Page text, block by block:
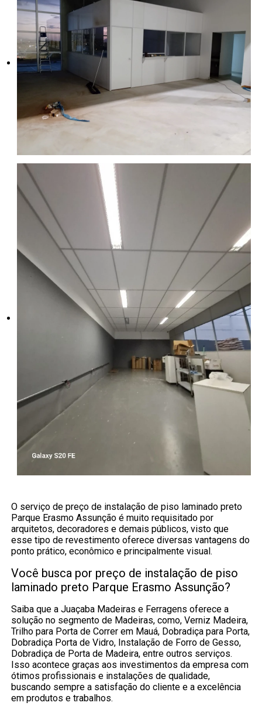
O serviço de preço de instalação de piso laminado preto
Parque Erasmo Assunção é muito requisitado por
arquitetos, decoradores e demais públicos, visto que
esse tipo de revestimento oferece diversas vantagens do
ponto prático, econômico e principalmente visual.
Você busca por preço de instalação de piso
laminado preto Parque Erasmo Assunção?
Saiba que a Juaçaba Madeiras e Ferragens oferece a
solução no segmento de Madeiras, como, Verniz Madeira,
Trilho para Porta de Correr em Mauá, Dobradiça para Porta,
Dobradiça Porta de Vidro, Instalação de Forro de Gesso,
Dobradiça de Porta de Madeira, entre outros serviços.
Isso acontece graças aos investimentos da empresa com
ótimos profissionais e instalações de qualidade,
buscando sempre a satisfação do cliente e a excelência
em produtos e trabalhos.